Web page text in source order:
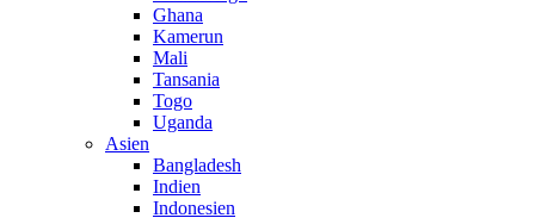
Ghana
Kamerun
Mali
Tansania
Togo
Uganda
Asien
Bangladesh
Indien
Indonesien